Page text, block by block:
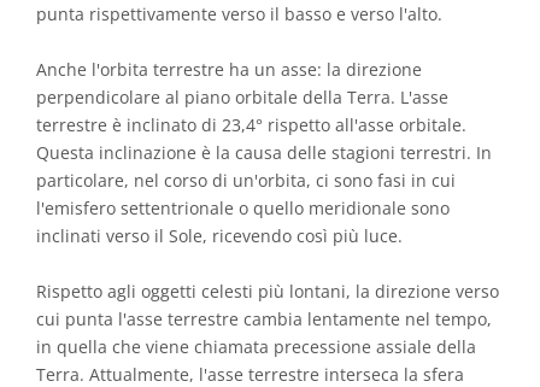
punta rispettivamente verso il basso e verso l'alto.
Anche l'orbita terrestre ha un asse: la direzione
perpendicolare al piano orbitale della Terra. L'asse
terrestre è inclinato di 23,4° rispetto all'asse orbitale.
Questa inclinazione è la causa delle stagioni terrestri. In
particolare, nel corso di un'orbita, ci sono fasi in cui
l'emisfero settentrionale o quello meridionale sono
inclinati verso il Sole, ricevendo così più luce.
Rispetto agli oggetti celesti più lontani, la direzione verso
cui punta l'asse terrestre cambia lentamente nel tempo,
in quella che viene chiamata precessione assiale della
Terra. Attualmente, l'asse terrestre interseca la sfera